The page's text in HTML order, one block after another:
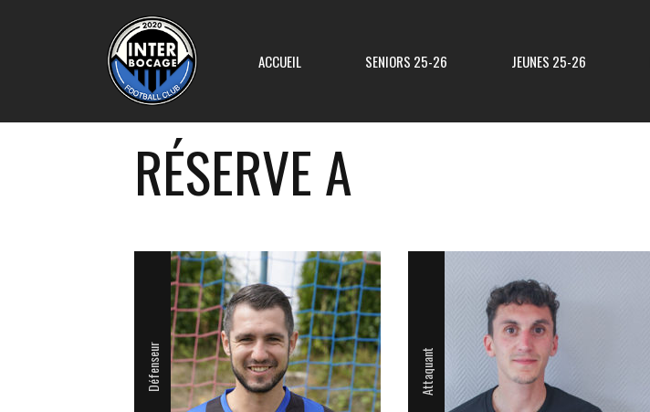
ACCUEIL SENIORS 25-26
Equipe 2
Equipe 3
Equipe 4
Resultats Div 3
Resultats Div 4
Résultats Div 5
Matchs Amicaux
JEUNES 25-26
RÉSERVE A
Défenseur Attaquant